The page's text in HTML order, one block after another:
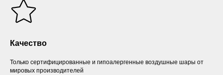
Качество
Только сертифицированные и гипоалергенные воздушные шары от
мировых производителей